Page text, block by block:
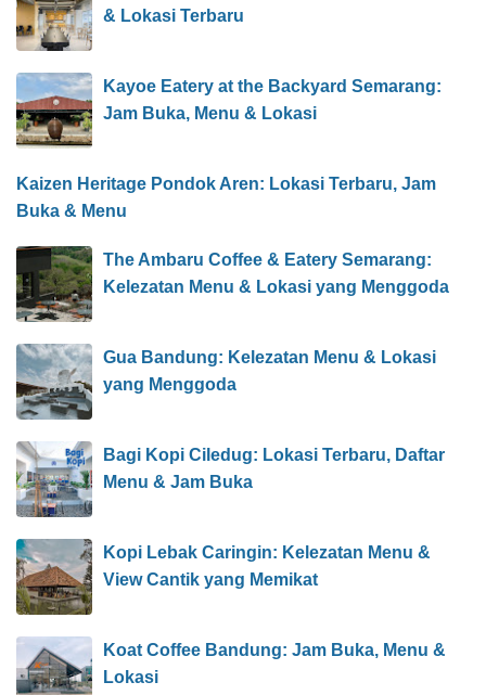
& Lokasi Terbaru
Kayoe Eatery at the Backyard Semarang:
Jam Buka, Menu & Lokasi
Kaizen Heritage Pondok Aren: Lokasi Terbaru, Jam
Buka & Menu
The Ambaru Coffee & Eatery Semarang:
Kelezatan Menu & Lokasi yang Menggoda
Gua Bandung: Kelezatan Menu & Lokasi
yang Menggoda
Bagi Kopi Ciledug: Lokasi Terbaru, Daftar
Menu & Jam Buka
Kopi Lebak Caringin: Kelezatan Menu &
View Cantik yang Memikat
Koat Coffee Bandung: Jam Buka, Menu &
Lokasi